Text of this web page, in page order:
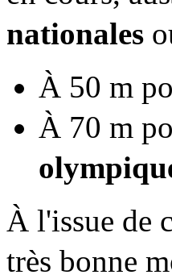
nationales
À 50 m
À 70 m
À l'issue de
très bonne